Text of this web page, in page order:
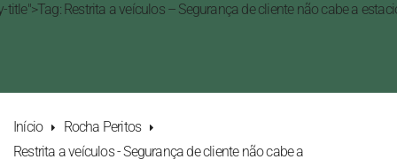
title">Tag: Restrita a veículos – Segurança de cliente não cabe a
Início
Rocha Peritos
Restrita a veículos - Segurança de cliente não cabe a